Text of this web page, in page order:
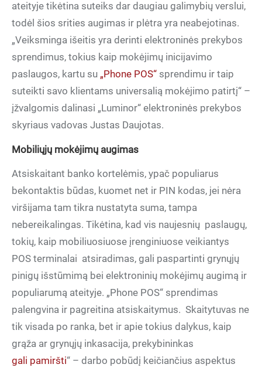
ateityje tikėtina suteiks dar daugiau galimybių verslui,
todėl šios srities augimas ir plėtra yra neabejotinas.
„Veiksminga išeitis yra derinti elektroninės prekybos
sprendimus, tokius kaip mokėjimų inicijavimo
paslaugos, kartu su „Phone POS“ sprendimu ir taip
suteikti savo klientams universalią mokėjimo patirtį“ –
įžvalgomis dalinasi „Luminor“ elektroninės prekybos
skyriaus vadovas Justas Daujotas.
Mobiliųjų mokėjimų augimas
Atsiskaitant banko kortelėmis, ypač populiarus
bekontaktis būdas, kuomet net ir PIN kodas, jei nėra
viršijama tam tikra nustatyta suma, tampa
nebereikalingas. Tikėtina, kad vis naujesnių paslaugų,
tokių, kaip mobiliuosiuose įrenginiuose veikiantys
POS terminalai atsiradimas, gali paspartinti grynųjų
pinigų išstūmimą bei elektroninių mokėjimų augimą ir
populiarumą ateityje. „Phone POS“ sprendimas
palengvina ir pagreitina atsiskaitymus. Skaitytuvas ne
tik visada po ranka, bet ir apie tokius dalykus, kaip
grąža ar grynųjų inkasacija, prekybininkas
gali pamiršti“ – darbo pobūdį keičiančius aspektus